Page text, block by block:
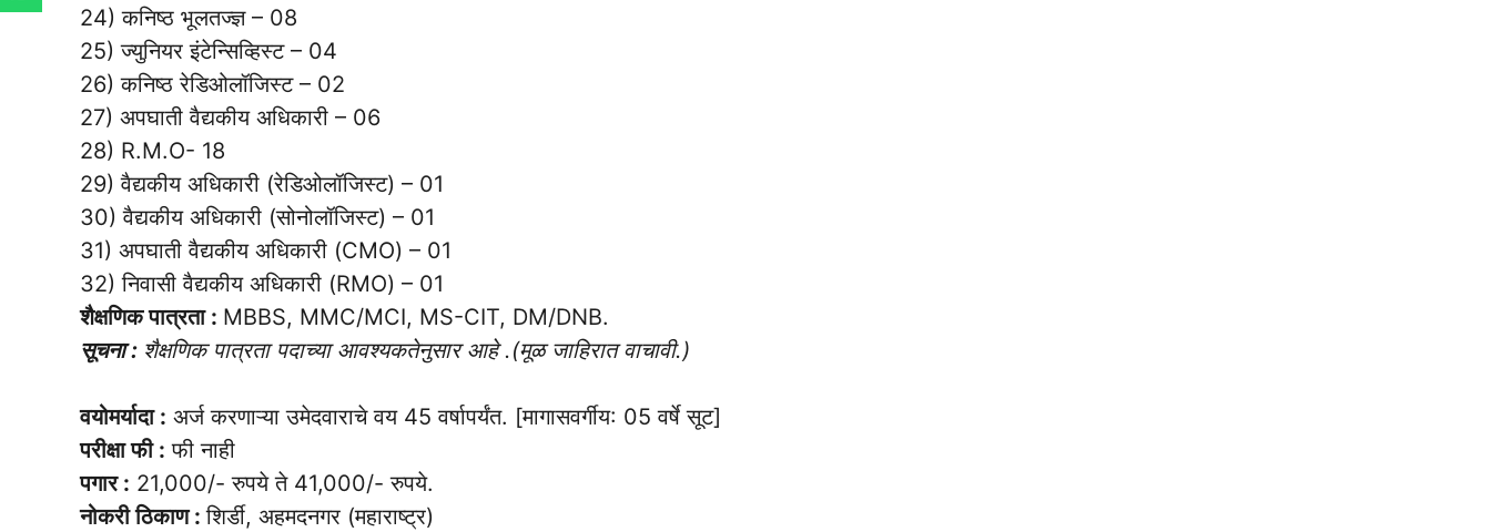
24) कनिष्ठ भूलतज्ज्ञ – 08
25) ज्युनियर इंटेन्सिव्हिस्ट – 04
26) कनिष्ठ रेडिओलॉजिस्ट – 02
27) अपघाती वैद्यकीय अधिकारी – 06
28) R.M.O- 18
29) वैद्यकीय अधिकारी (रेडिओलॉजिस्ट) – 01
30) वैद्यकीय अधिकारी (सोनोलॉजिस्ट) – 01
31) अपघाती वैद्यकीय अधिकारी (CMO) – 01
32) निवासी वैद्यकीय अधिकारी (RMO) – 01
शैक्षणिक पात्रता : MBBS, MMC/MCI, MS-CIT, DM/DNB.
सूचना : शैक्षणिक पात्रता पदाच्या आवश्यकतेनुसार आहे .(मूळ जाहिरात वाचावी.)
वयोमर्यादा : अर्ज करणाऱ्या उमेदवाराचे वय 45 वर्षापर्यंत. [मागासवर्गीय: 05 वर्षे सूट]
परीक्षा फी : फी नाही
पगार : 21,000/- रुपये ते 41,000/- रुपये.
नोकरी ठिकाण :शिर्डी, अहमदनगर (महाराष्ट्र)